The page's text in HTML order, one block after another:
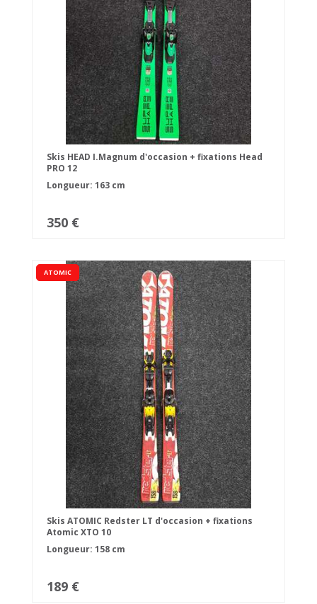
Skis HEAD I.Magnum d'occasion + fixations Head
PRO 12
Longueur: 163 cm
350 €
ATOMIC
Skis ATOMIC Redster LT d'occasion + fixations
Atomic XTO 10
Longueur: 158 cm
189 €